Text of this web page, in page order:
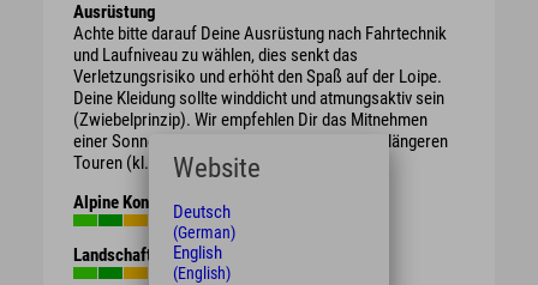
Ausrüstung
Achte bitte darauf Deine Ausrüstung nach Fahrtechnik
und Laufniveau zu wählen, dies senkt das
Verletzungsrisiko und erhöht den Spaß auf der Loipe.
Deine Kleidung sollte winddicht und atmungsaktiv sein
(Zwiebelprinzip). Wir empfehlen Dir das Mitnehmen
einer Sonnenbrille, genauso wie Getränke bei längeren
Touren (kl. Rucksack, oder Trinkgürtel).
Alpine Kondition
Landschaft
Website
Deutsch
(German)
English
(English)